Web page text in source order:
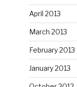
April 2013
March 2013
February 2013
January 2013